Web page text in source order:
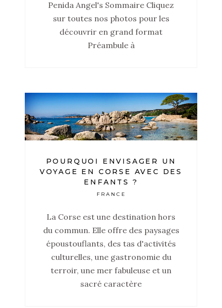
Penida Angel's Sommaire Cliquez
sur toutes nos photos pour les
découvrir en grand format
Préambule à
POURQUOI ENVISAGER UN
VOYAGE EN CORSE AVEC DES
ENFANTS ?
FRANCE
La Corse est une destination hors
du commun. Elle offre des paysages
époustouflants, des tas d'activités
culturelles, une gastronomie du
terroir, une mer fabuleuse et un
sacré caractère